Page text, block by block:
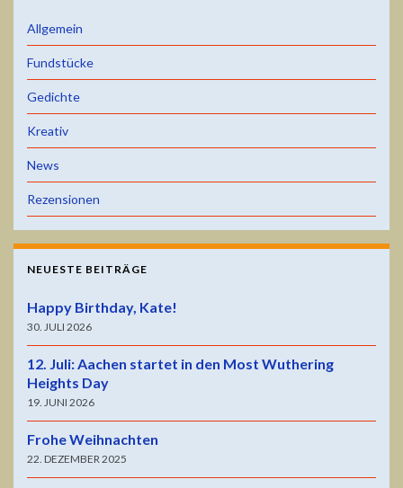
Allgemein
Fundstücke
Gedichte
Kreativ
News
Rezensionen
NEUESTE BEITRÄGE
Happy Birthday, Kate!
30. JULI 2026
12. Juli: Aachen startet in den Most Wuthering
Heights Day
19. JUNI 2026
Frohe Weihnachten
22. DEZEMBER 2025